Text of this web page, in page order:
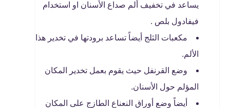
يساعد في تخفيف ألم صداع الأسنان او استخدام
فيفادول بلص .
مكعبات الثلج أيضاً تساعد برودتها في تخدير هذا
الألم.
وضع القرنفل حيث يقوم بعمل تخدير المكان
المؤلم حول الأسنان.
أيضاً وضع أوراق النعناع الطازج على المكان